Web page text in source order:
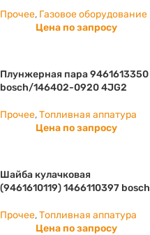
Прочее, Газовое оборудование
Цена по запросу
Плунжерная пара 9461613350
bosch/146402-0920 4JG2
Прочее,Топливная аппатура
Цена по запросу
Шайба кулачковая
(9461610119) 1466110397 bosch
Прочее,Топливная аппатура
Цена по запросу